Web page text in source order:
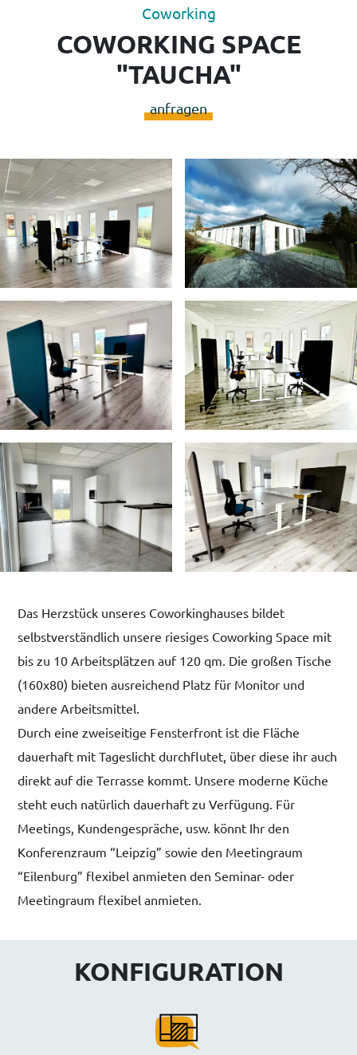
Coworking
COWORKING SPACE
"TAUCHA"
anfragen
Das Herzstück unseres Coworkinghauses bildet
selbstverständlich unsere riesiges Coworking Space mit
bis zu 10 Arbeitsplätzen auf 120 qm. Die großen Tische
(160x80) bieten ausreichend Platz für Monitor und
andere Arbeitsmittel.
Durch eine zweiseitige Fensterfront ist die Fläche
dauerhaft mit Tageslicht durchflutet, über diese ihr auch
direkt auf die Terrasse kommt. Unsere moderne Küche
steht euch natürlich dauerhaft zu Verfügung. Für
Meetings, Kundengespräche, usw. könnt Ihr den
Konferenzraum “Leipzig” sowie den Meetingraum
“Eilenburg” flexibel anmieten den Seminar- oder
Meetingraum flexibel anmieten.
KONFIGURATION